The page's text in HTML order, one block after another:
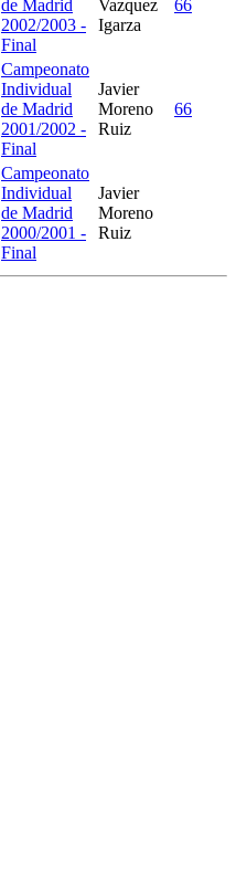
de Madrid
2002/2003 -
Final
Vazquez
Igarza
66
Campeonato
Individual
de Madrid
2001/2002 -
Final
Javier
Moreno
Ruiz
66
Campeonato
Individual
de Madrid
2000/2001 -
Final
Javier
Moreno
Ruiz